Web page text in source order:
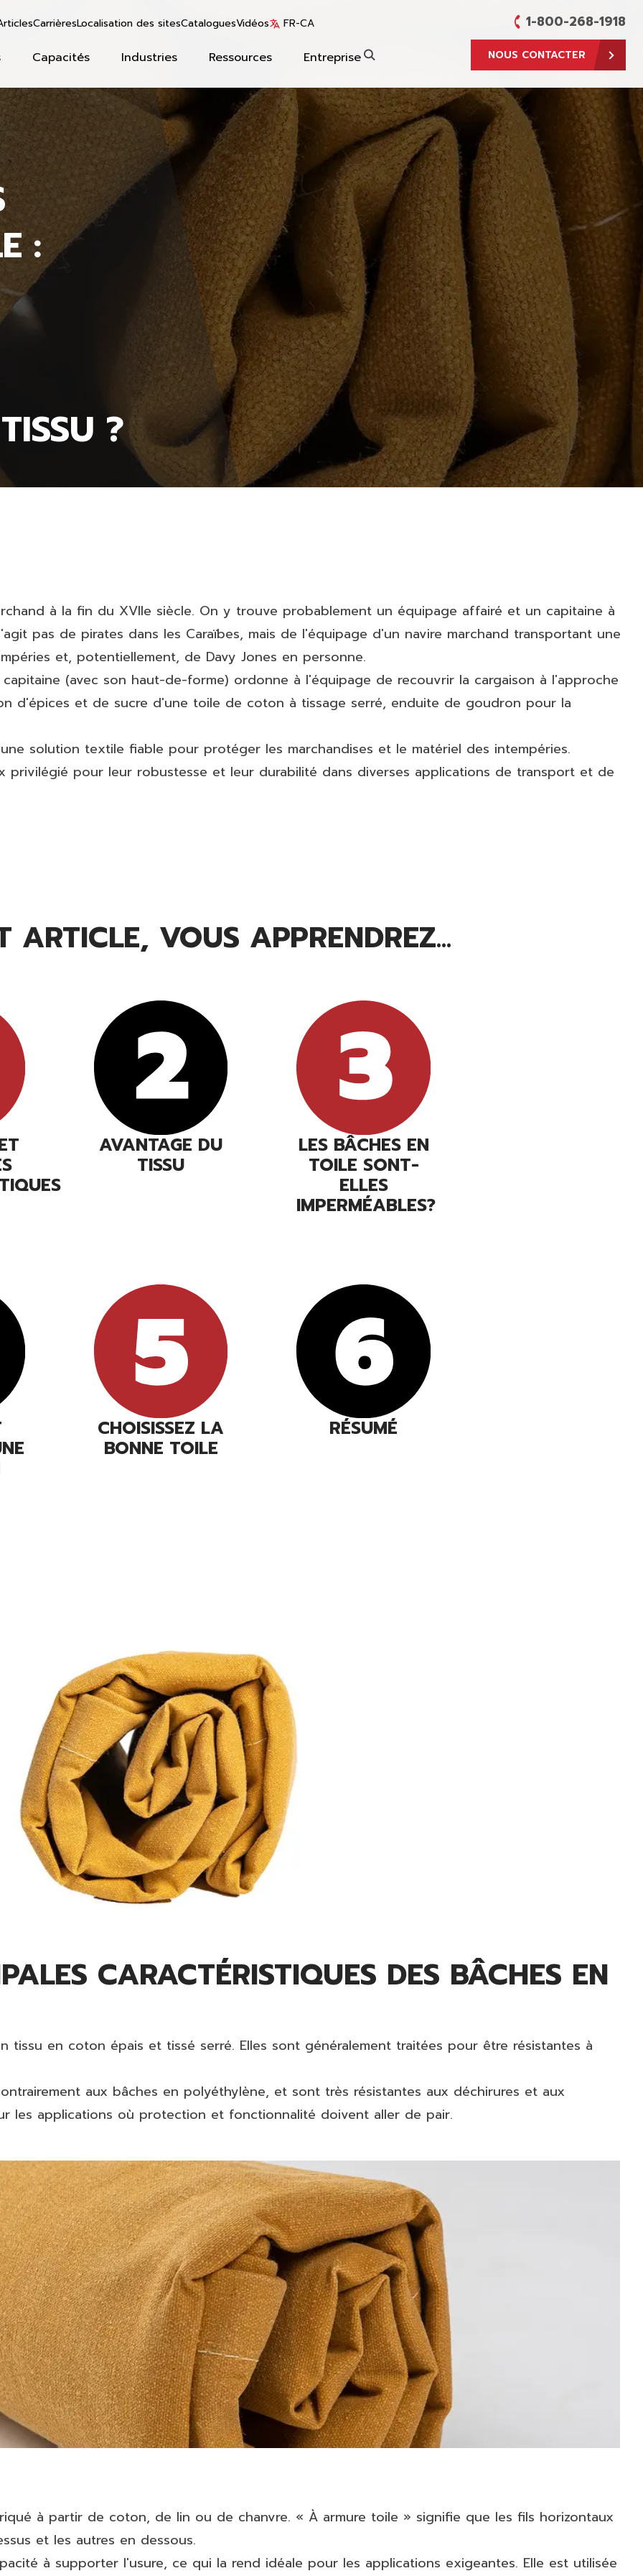
Capacités Industries Ressources Entreprise
CarrièresLocalisation des sitesCataloguesVidéos FR-CA 1-800-268-1918
NOUS CONTACTER
:
?
à la fin du XVIIe siècle. On y trouve probablement un équipage affairé et un capitaine à
pas de pirates dans les Caraïbes, mais de l'équipage d'un navire marchand transportant une
et, potentiellement, de Davy Jones en personne.
(avec son haut-de-forme) ordonne à l'équipage de recouvrir la cargaison à l'approche
d'épices et de sucre d'une toile de coton à tissage serré, enduite de goudron pour la
solution textile fiable pour protéger les marchandises et le matériel des intempéries.
privilégié pour leur robustesse et leur durabilité dans diverses applications de transport et de
ARTICLE, VOUS APPRENDREZ...
AVANTAGE DU
TISSU
LES BÂCHES EN
TOILE SONT-
ELLES
IMPERMÉABLES?
CHOISISSEZ LA
BONNE TOILE
RÉSUMÉ
CARACTÉRISTIQUES DES BÂCHES EN
en coton épais et tissé serré. Elles sont généralement traitées pour être résistantes à
aux bâches en polyéthylène, et sont très résistantes aux déchirures et aux
les applications où protection et fonctionnalité doivent aller de pair.
à partir de coton, de lin ou de chanvre. « À armure toile » signifie que les fils horizontaux
et les autres en dessous.
à supporter l'usure, ce qui la rend idéale pour les applications exigeantes. Elle est utilisée